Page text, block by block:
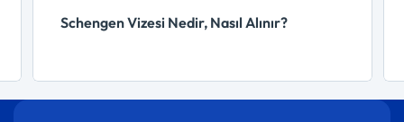
Schengen Vizesi Nedir, Nasıl Alınır?